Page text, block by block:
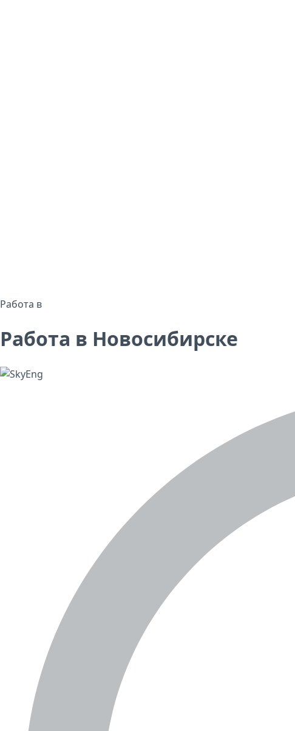
Работа в
Работа в Новосибирске